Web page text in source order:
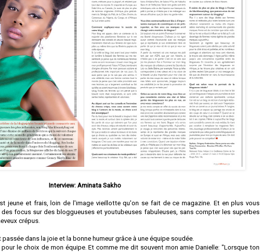
Interview: Aminata Sakho
jeune et frais, loin de l'image vieillotte qu'on se fait de ce magazine. Et en plus vous
focus sur des bloggueuses et youtubeuses fabuleuses, sans compter les superbes
crépus.
dans la joie et la bonne humeur grâce à une équipe soudée.
le choix de mon équipe. Et comme me dit souvent mon amie Danielle: "Lorsque ton